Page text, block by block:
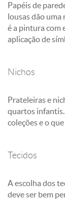
Papéis de
lousas dão
é a pintura com
aplicação de
Nichos
Prateleiras e
quartos
coleções e o
Tecidos
A escolha dos
deve ser bem